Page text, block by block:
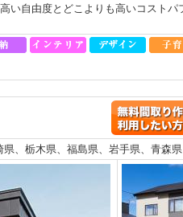
い自由度とどこよりも高いコストパ
、栃木県、福島県、岩手県、青森県